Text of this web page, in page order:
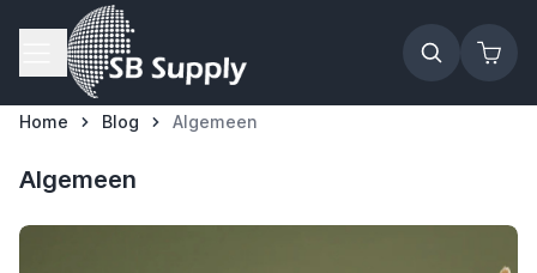
Ga naar de inhoud
Home Blog Algemeen
Algemeen